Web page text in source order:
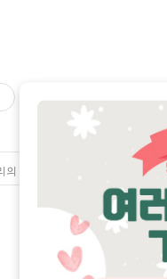
의 다른 글